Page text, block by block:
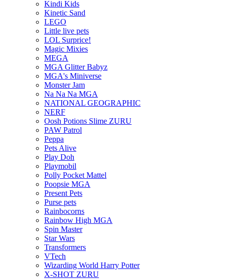
Kindi Kids
Kinetic Sand
LEGO
Little live pets
LOL Surprice!
Magic Mixies
MEGA
MGA Glitter Babyz
MGA's Miniverse
Monster Jam
Na Na Na MGA
NATIONAL GEOGRAPHIC
NERF
Oosh Potions Slime ZURU
PAW Patrol
Peppa
Pets Alive
Play Doh
Playmobil
Polly Pocket Mattel
Poopsie MGA
Present Pets
Purse pets
Rainbocorns
Rainbow High MGA
Spin Master
Star Wars
Transformers
VTech
Wizarding World Harry Potter
X-SHOT ZURU